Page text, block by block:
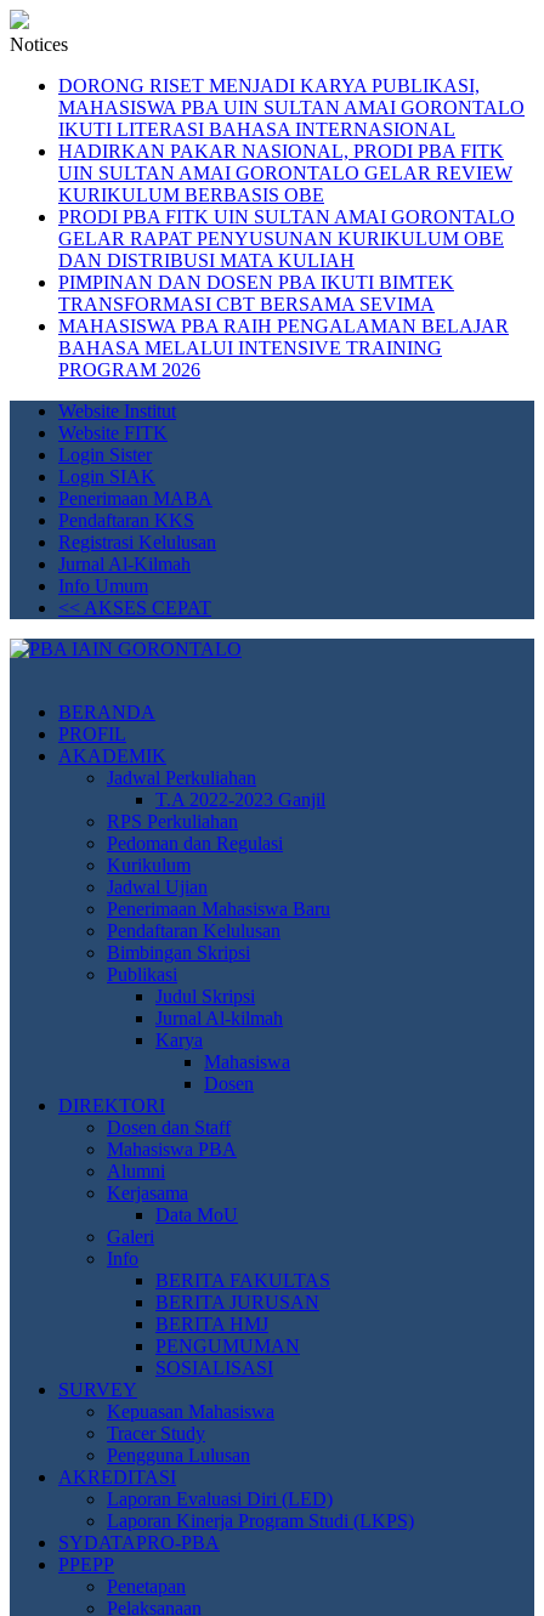
Notices
DORONG RISET MENJADI KARYA PUBLIKASI,
MAHASISWA PBA UIN SULTAN AMAI GORONTALO
IKUTI LITERASI BAHASA INTERNASIONAL
HADIRKAN PAKAR NASIONAL, PRODI PBA FITK
UIN SULTAN AMAI GORONTALO GELAR REVIEW
KURIKULUM BERBASIS OBE
PRODI PBA FITK UIN SULTAN AMAI GORONTALO
GELAR RAPAT PENYUSUNAN KURIKULUM OBE
DAN DISTRIBUSI MATA KULIAH
PIMPINAN DAN DOSEN PBA IKUTI BIMTEK
TRANSFORMASI CBT BERSAMA SEVIMA
MAHASISWA PBA RAIH PENGALAMAN BELAJAR
BAHASA MELALUI INTENSIVE TRAINING
PROGRAM 2026
Website Institut
Website FITK
Login Sister
Login SIAK
Penerimaan MABA
Pendaftaran KKS
Registrasi Kelulusan
Jurnal Al-Kilmah
Info Umum
<< AKSES CEPAT
Profesional.BERANDA
PROFIL
AKADEMIK
Jadwal Perkuliahan
T.A 2022-2023 Ganjil
RPS Perkuliahan
Pedoman dan Regulasi
Kurikulum
Jadwal Ujian
Penerimaan Mahasiswa Baru
Pendaftaran Kelulusan
Bimbingan Skripsi
Publikasi
Judul Skripsi
Jurnal Al-kilmah
Karya
Mahasiswa
Dosen
DIREKTORI
Dosen dan Staff
Mahasiswa PBA
Alumni
Kerjasama
Data MoU
Galeri
Info
BERITA FAKULTAS
BERITA JURUSAN
BERITA HMJ
PENGUMUMAN
SOSIALISASI
SURVEY
Kepuasan Mahasiswa
Tracer Study
Pengguna Lulusan
AKREDITASI
Laporan Evaluasi Diri (LED)
Laporan Kinerja Program Studi (LKPS)
SYDATAPRO-PBA
PPEPP
Penetapan
Pelaksanaan